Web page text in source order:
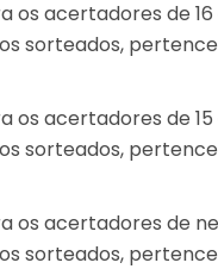
os acertadores de 16
sorteados,
os acertadores de 15
sorteados,
os acertadores de
sorteados,